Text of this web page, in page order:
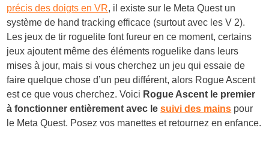
précis des doigts en VR, il existe sur le Meta Quest un
système de hand tracking efficace (surtout avec les V 2).
Les jeux de tir roguelite font fureur en ce moment, certains
jeux ajoutent même des éléments roguelike dans leurs
mises à jour, mais si vous cherchez un jeu qui essaie de
faire quelque chose d’un peu différent, alors Rogue Ascent
est ce que vous cherchez. Voici Rogue Ascent le premier
à fonctionner entièrement avec lesuivi des mains pour
le Meta Quest. Posez vos manettes et retournez en enfance.